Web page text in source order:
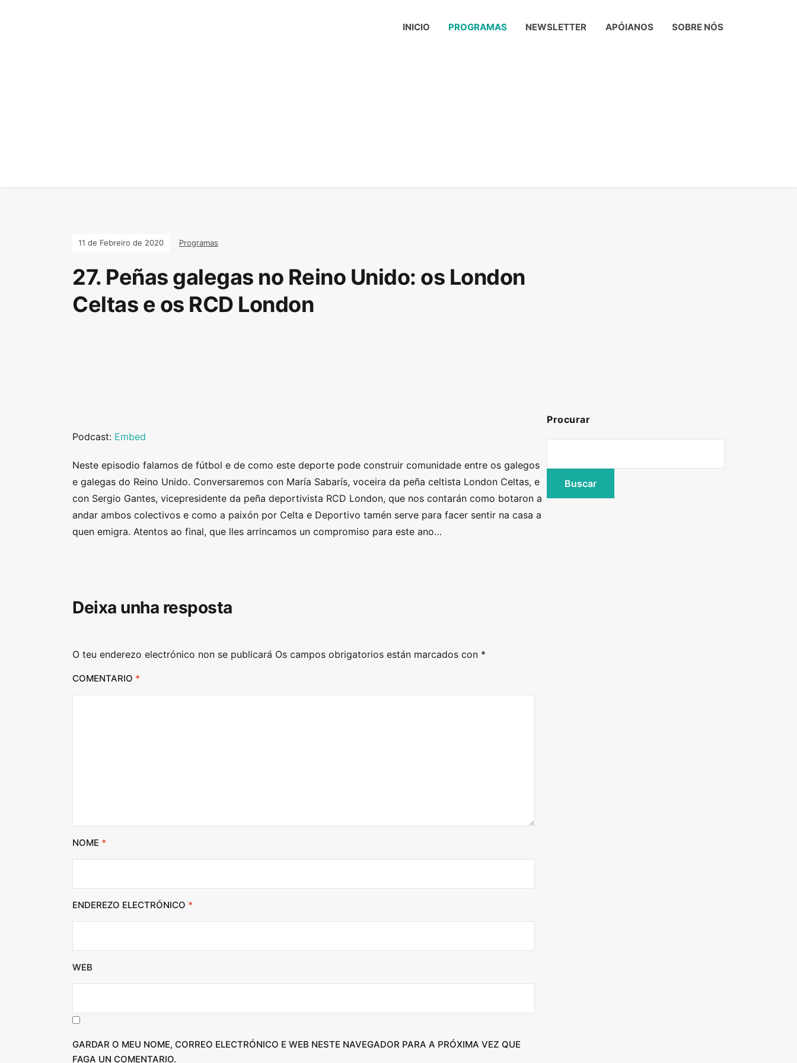
INICIO PROGRAMAS NEWSLETTER APÓIANOS SOBRE NÓS
11 de Febreiro de 2020 Programas
27. Peñas galegas no Reino Unido: os London
Celtas e os RCD London
Podcast: Embed
Neste episodio falamos de fútbol e de como este deporte pode construir comunidade entre os galegos
e galegas do Reino Unido. Conversaremos con María Sabarís, voceira da peña celtista London Celtas, e
con Sergio Gantes, vicepresidente da peña deportivista RCD London, que nos contarán como botaron a
andar ambos colectivos e como a paixón por Celta e Deportivo tamén serve para facer sentir na casa a
quen emigra. Atentos ao final, que lles arrincamos un compromiso para este ano…
Deixa unha resposta
O teu enderezo electrónico non se publicará Os campos obrigatorios están marcados con *
COMENTARIO *
NOME *
ENDEREZO ELECTRÓNICO *
WEB
GARDAR O MEU NOME, CORREO ELECTRÓNICO E WEB NESTE NAVEGADOR PARA A PRÓXIMA VEZ QUE
FAGA UN COMENTARIO.
Procurar